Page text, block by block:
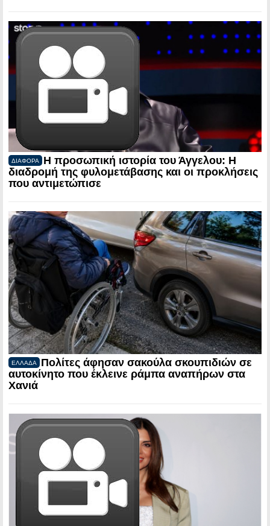
ΔΙΑΦΟΡΑ
Η προσωπική ιστορία του Άγγελου: Η
διαδρομή της φυλομετάβασης και οι προκλήσεις
που αντιμετώπισε
ΕΛΛΑΔΑ
Πολίτες άφησαν σακούλα σκουπιδιών σε
αυτοκίνητο που έκλεινε ράμπα αναπήρων στα
Χανιά